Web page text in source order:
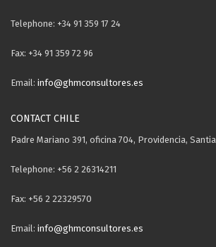
Telephone: +34 91 359 17 24
Fax: +34 91 359 72 96
Email: info@ghmconsultores.es
CONTACT CHILE
Padre Mariano 391, oficina 704, Providencia,
Telephone: +56 2 26314211
Fax: +56 2 22329570
Email: info@ghmconsultores.es